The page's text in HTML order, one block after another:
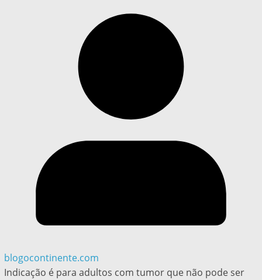
blogocontinente.com
Indicação é para adultos com tumor que não pode ser